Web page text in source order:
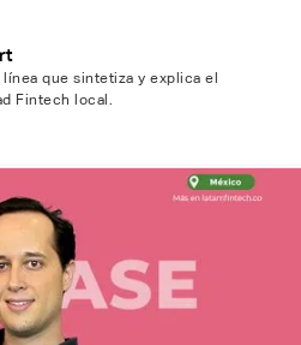
que sintetiza y explica el
Fintech local.